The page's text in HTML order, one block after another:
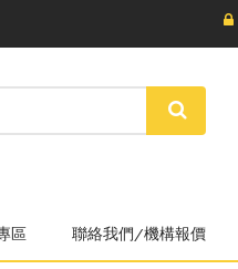
區 聯絡我們/機構報價